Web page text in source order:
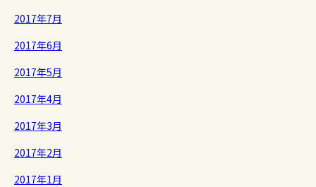
2017年7月
2017年6月
2017年5月
2017年4月
2017年3月
2017年2月
2017年1月